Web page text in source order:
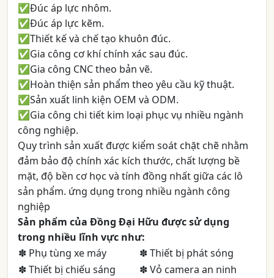
✅Đúc áp lực nhôm.
✅Đúc áp lực kẽm.
✅Thiết kế và chế tạo khuôn đúc.
✅Gia công cơ khí chính xác sau đúc.
✅Gia công CNC theo bản vẽ.
✅Hoàn thiện sản phẩm theo yêu cầu kỹ thuật.
✅Sản xuất linh kiện OEM và ODM.
✅Gia công chi tiết kim loại phục vụ nhiều ngành
công nghiệp.
Quy trình sản xuất được kiểm soát chặt chẽ nhằm
đảm bảo độ chính xác kích thước, chất lượng bề
mặt, độ bền cơ học và tính đồng nhất giữa các lô
sản phẩm. ứng dụng trong nhiều ngành công
nghiệp
Sản phẩm của Đồng Đại Hữu được sử dụng
trong nhiều lĩnh vực như:
✽ Phụ tùng xe máy
✽ Thiết bị phát sóng
✽ Thiết bị chiếu sáng
✽ Vỏ camera an ninh